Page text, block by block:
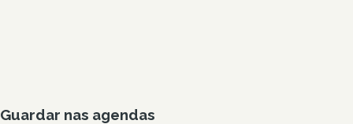
Guardar nas agendas